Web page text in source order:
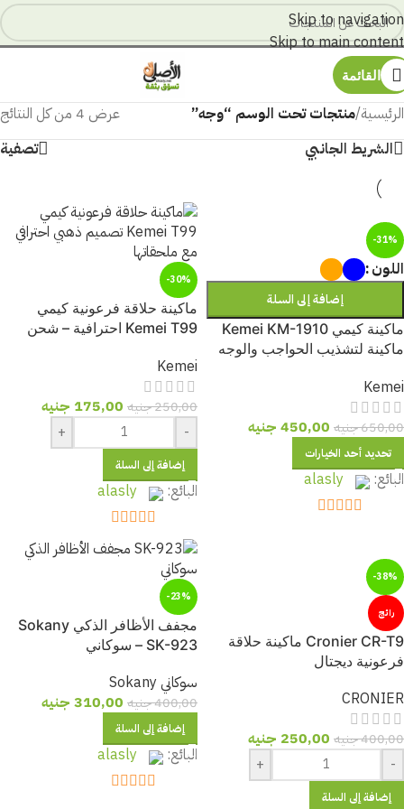
Skip to navigation
Skip to main content
القائمة
الرئيسية/منتجات تحت الوسم “وجه”
عرض ⁦4⁩ من كل النتائج
الشريط الجانبي
تصفية
-31%
اللون
إضافة إلى السلة
ماكينة كيمي Kemei KM-1910
ماكينة لتشذيب الحواجب والوجه
Kemei
650,00جنيه 450,00 جنيه
تحديد أحد الخيارات
البائع: alasly
-30%
ماكينة حلاقة فرعونية كيمي
Kemei T99 احترافية – شحن
كبيرة
Kemei
250,00جنيه 175,00 جنيه
-
+
إضافة إلى السلة
البائع: alasly
5
out of 5
-38%
رائج
Cronier CR-T9 ماكينة حلاقة
فرعونية ديجتال
CRONIER
400,00جنيه 250,00 جنيه
-
+
إضافة إلى السلة
-23%
مجفف الأظافر الذكي Sokany
SK-923 – سوكاني
سوكاني Sokany
400,00جنيه 310,00 جنيه
إضافة إلى السلة
البائع: alasly